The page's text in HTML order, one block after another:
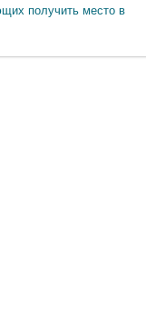
получить место в